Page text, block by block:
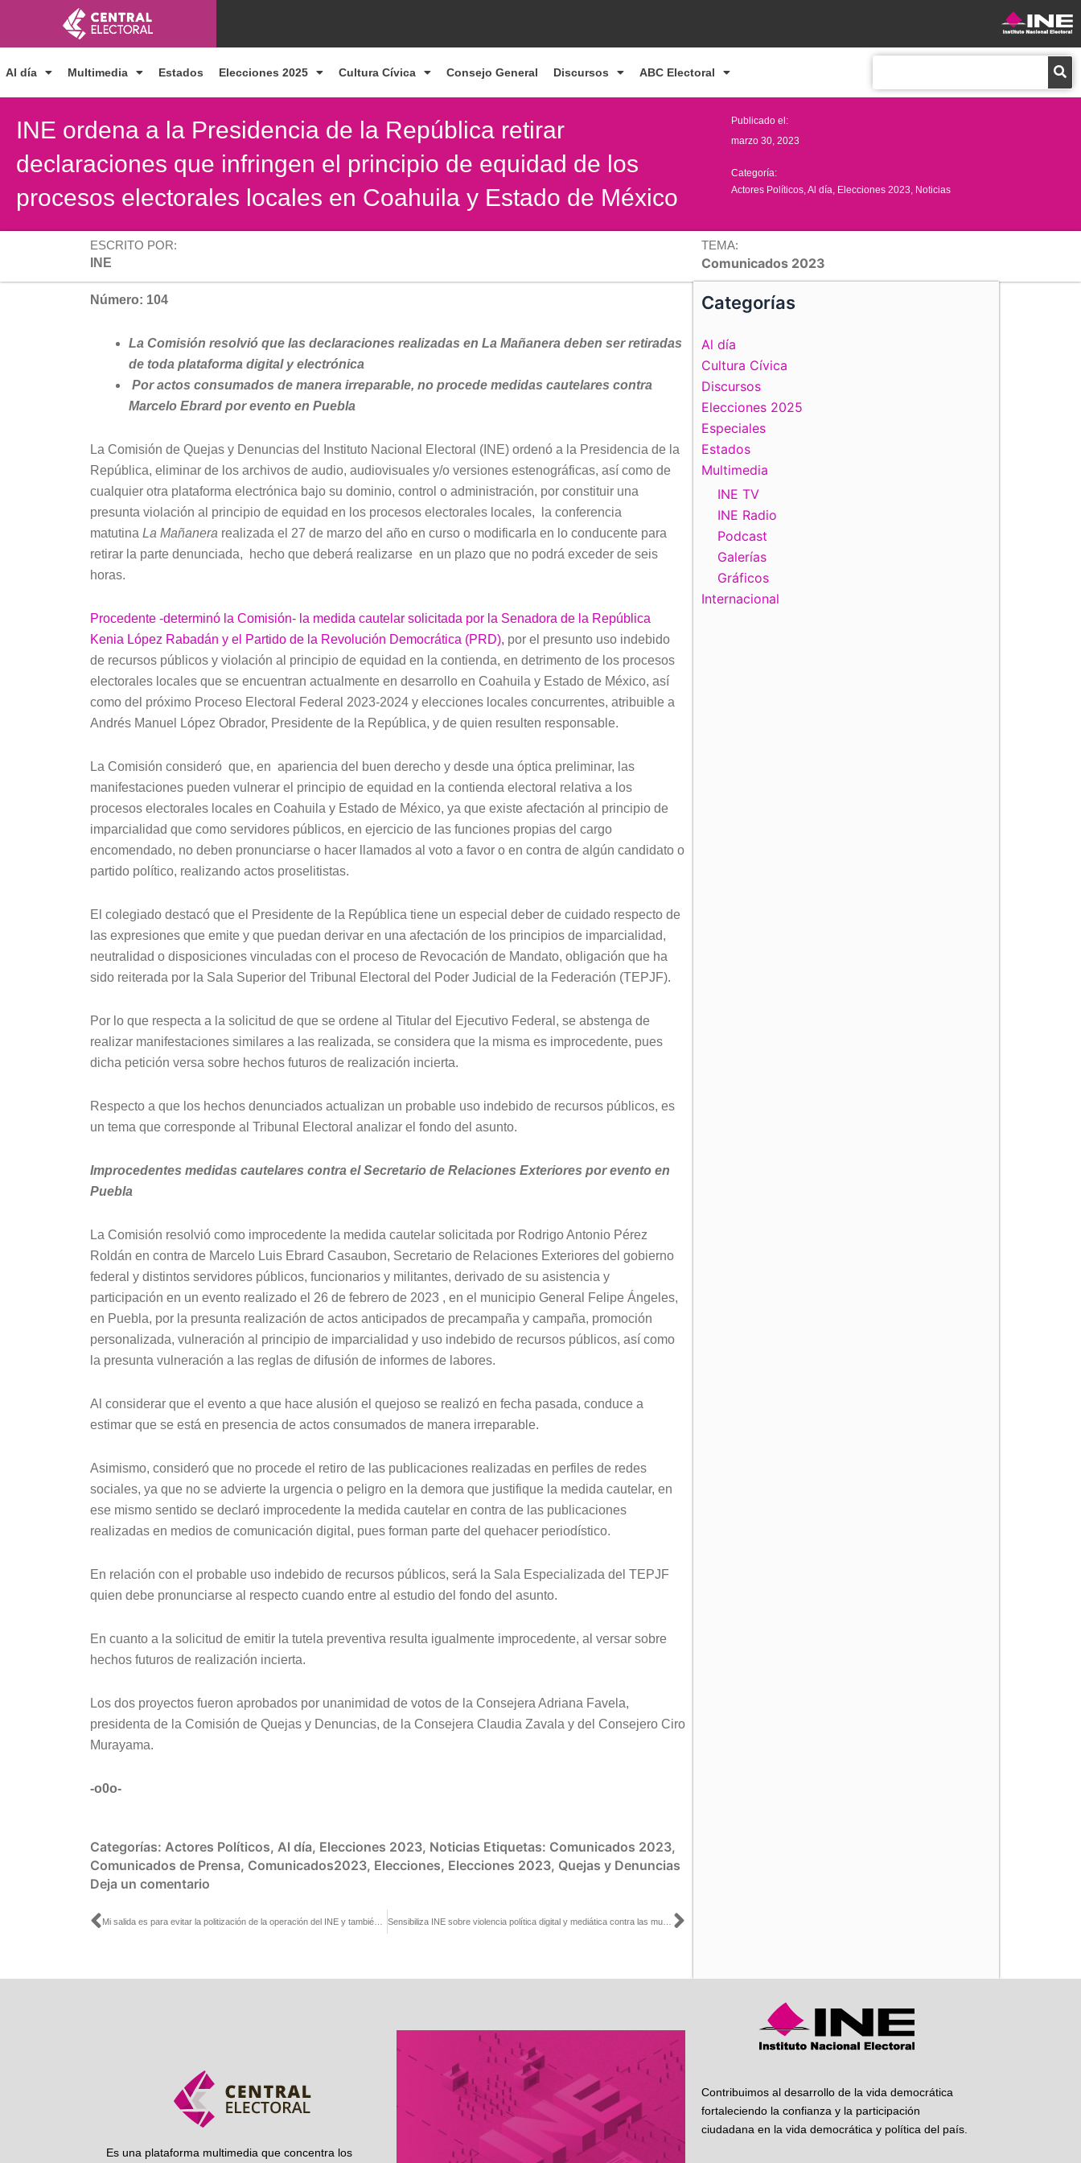
contenido
Al día Multimedia Estados Elecciones 2025 Cultura Cívica Consejo General Discursos ABC Electoral
INE ordena a la Presidencia de la República retirar
declaraciones que infringen el principio de equidad de los
procesos electorales locales en Coahuila y Estado de México
Publicado el:
marzo 30, 2023
Categoría:
Actores Políticos ,Al día Elecciones 2023 Noticias
ESCRITO POR:
INE
TEMA:
Comunicados 2023
Número: 104
La Comisión resolvió que las declaraciones realizadas en La Mañanera deben ser retiradas
de toda plataforma digital y electrónica
Por actos consumados de manera irreparable, no procede medidas cautelares contra
Marcelo Ebrard por evento en Puebla
La Comisión de Quejas y Denuncias del Instituto Nacional Electoral (INE) ordenó a la Presidencia de la
República, eliminar de los archivos de audio, audiovisuales y/o versiones estenográficas, así como de
cualquier otra plataforma electrónica bajo su dominio, control o administración, por constituir una
presunta violación al principio de equidad en los procesos electorales locales, la conferencia
matutina La Mañanera realizada el 27 de marzo del año en curso o modificarla en lo conducente para
retirar la parte denunciada, hecho que deberá realizarse en un plazo que no podrá exceder de seis
horas.
Procedente -determinó la Comisión- la medida cautelar solicitada por la Senadora de la República
Kenia López Rabadán y el Partido de la Revolución Democrática (PRD), por el presunto uso indebido
de recursos públicos y violación al principio de equidad en la contienda, en detrimento de los procesos
electorales locales que se encuentran actualmente en desarrollo en Coahuila y Estado de México, así
como del próximo Proceso Electoral Federal 2023-2024 y elecciones locales concurrentes, atribuible a
Andrés Manuel López Obrador, Presidente de la República, y de quien resulten responsable.
La Comisión consideró que, en apariencia del buen derecho y desde una óptica preliminar, las
manifestaciones pueden vulnerar el principio de equidad en la contienda electoral relativa a los
procesos electorales locales en Coahuila y Estado de México, ya que existe afectación al principio de
imparcialidad que como servidores públicos, en ejercicio de las funciones propias del cargo
encomendado, no deben pronunciarse o hacer llamados al voto a favor o en contra de algún candidato o
partido político, realizando actos proselitistas.
El colegiado destacó que el Presidente de la República tiene un especial deber de cuidado respecto de
las expresiones que emite y que puedan derivar en una afectación de los principios de imparcialidad,
neutralidad o disposiciones vinculadas con el proceso de Revocación de Mandato, obligación que ha
sido reiterada por la Sala Superior del Tribunal Electoral del Poder Judicial de la Federación (TEPJF).
Por lo que respecta a la solicitud de que se ordene al Titular del Ejecutivo Federal, se abstenga de
realizar manifestaciones similares a las realizada, se considera que la misma es improcedente, pues
dicha petición versa sobre hechos futuros de realización incierta.
Respecto a que los hechos denunciados actualizan un probable uso indebido de recursos públicos, es
un tema que corresponde al Tribunal Electoral analizar el fondo del asunto.
Improcedentes medidas cautelares contra el Secretario de Relaciones Exteriores por evento en
Puebla
La Comisión resolvió como improcedente la medida cautelar solicitada por Rodrigo Antonio Pérez
Roldán en contra de Marcelo Luis Ebrard Casaubon, Secretario de Relaciones Exteriores del gobierno
federal y distintos servidores públicos, funcionarios y militantes, derivado de su asistencia y
participación en un evento realizado el 26 de febrero de 2023 , en el municipio General Felipe Ángeles,
en Puebla, por la presunta realización de actos anticipados de precampaña y campaña, promoción
personalizada, vulneración al principio de imparcialidad y uso indebido de recursos públicos, así como
la presunta vulneración a las reglas de difusión de informes de labores.
Al considerar que el evento a que hace alusión el quejoso se realizó en fecha pasada, conduce a
estimar que se está en presencia de actos consumados de manera irreparable.
Asimismo, consideró que no procede el retiro de las publicaciones realizadas en perfiles de redes
sociales, ya que no se advierte la urgencia o peligro en la demora que justifique la medida cautelar, en
ese mismo sentido se declaró improcedente la medida cautelar en contra de las publicaciones
realizadas en medios de comunicación digital, pues forman parte del quehacer periodístico.
En relación con el probable uso indebido de recursos públicos, será la Sala Especializada del TEPJF
quien debe pronunciarse al respecto cuando entre al estudio del fondo del asunto.
En cuanto a la solicitud de emitir la tutela preventiva resulta igualmente improcedente, al versar sobre
hechos futuros de realización incierta.
Los dos proyectos fueron aprobados por unanimidad de votos de la Consejera Adriana Favela,
presidenta de la Comisión de Quejas y Denuncias, de la Consejera Claudia Zavala y del Consejero Ciro
Murayama.
-o0o-
Categorías: Actores Políticos, Al día, Elecciones 2023, Noticias Etiquetas: Comunicados 2023,
Comunicados de Prensa, Comunicados2023, Elecciones, Elecciones 2023, Quejas y Denuncias
Deja un comentario
Ant Siguiente
Categorías
Al día
Cultura Cívica
Discursos
Elecciones 2025
Especiales
Estados
Multimedia
INE TV
INE Radio
Podcast
Galerías
Gráficos
Internacional
Es una plataforma multimedia que concentra los
Contribuimos al desarrollo de la vida democrática
fortaleciendo la confianza y la participación
ciudadana en la vida democrática y política del país.